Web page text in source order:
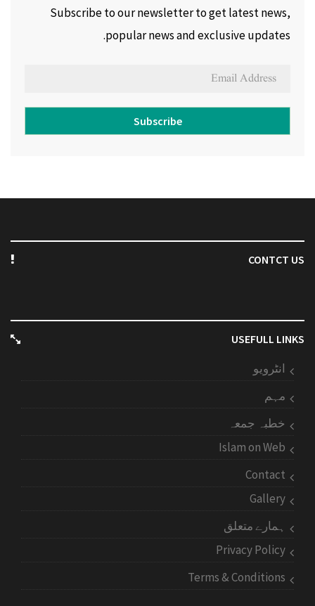
Subscribe to our newsletter to get latest news,
popular news and exclusive updates.
Subscribe
CONTCT US
USEFULL LINKS
انٹرویو
مہم
خطبہ جمعہ
Islam on Web
Contact
Gallery
ہمارے متعلق
Privacy Policy
Terms & Conditions